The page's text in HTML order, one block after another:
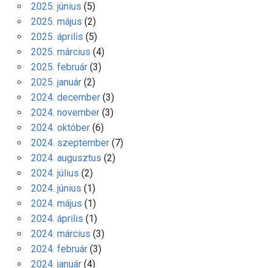
2025. június (5)
2025. május (2)
2025. április (5)
2025. március (4)
2025. február(3)
2025. január(2)
2024. december(3)
2024. november(3)
2024. október(6)
2024. szeptember(7)
2024. augusztus (2)
2024. július (2)
2024. június (1)
2024. május (1)
2024. április (1)
2024. március (3)
2024. február(3)
2024. január(4)